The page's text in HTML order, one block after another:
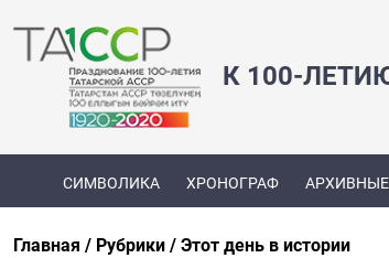
К 100-
СИМВОЛИКА ХРОНОГРАФ
Главная Рубрики Этот день в истории